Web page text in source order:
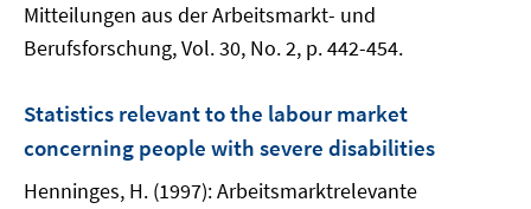
Mitteilungen aus der Arbeitsmarkt- und
Berufsforschung, Vol. 30, No. 2, p. 442-454.
Statistics relevant to the labour market
concerning people with severe disabilities
Henninges, H. (1997): Arbeitsmarktrelevante